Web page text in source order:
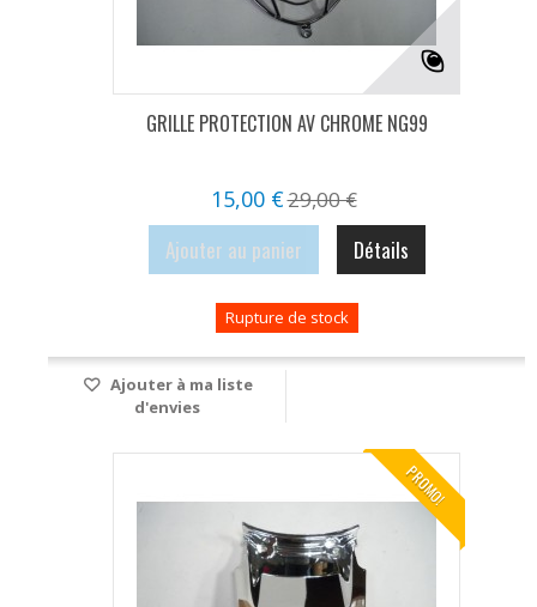
GRILLE PROTECTION AV CHROME NG99
15,00 €29,00 €
Ajouter au panier Détails
Rupture de stock
Ajouter à ma liste
d'envies
PROMO!